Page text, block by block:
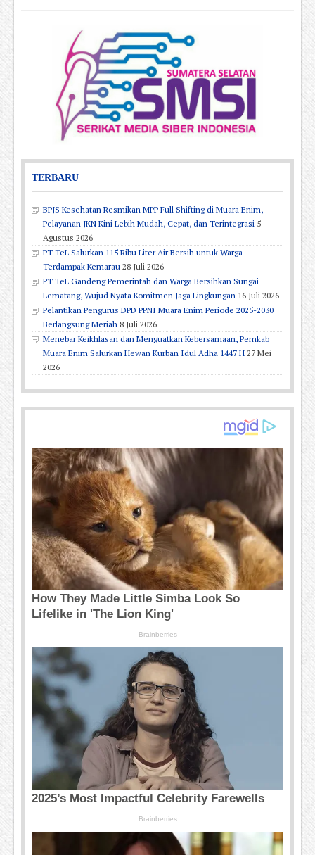
TERBARU
BPJS Kesehatan Resmikan MPP Full Shifting di Muara Enim,
Pelayanan JKN Kini Lebih Mudah, Cepat, dan Terintegrasi 5
Agustus 2026
PT TeL Salurkan 115 Ribu Liter Air Bersih untuk Warga
Terdampak Kemarau 28 Juli 2026
PT TeL Gandeng Pemerintah dan Warga Bersihkan Sungai
Lematang, Wujud Nyata Komitmen Jaga Lingkungan 16 Juli 2026
Pelantikan Pengurus DPD PPNI Muara Enim Periode 2025-2030
Berlangsung Meriah 8 Juli 2026
Menebar Keikhlasan dan Menguatkan Kebersamaan, Pemkab
Muara Enim Salurkan Hewan Kurban Idul Adha 1447 H 27 Mei
2026